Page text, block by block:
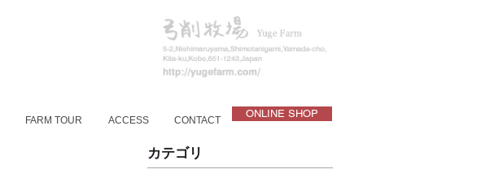
ONLINE SHOP
FARM TOUR ACCESS CONTACT
カテゴリ